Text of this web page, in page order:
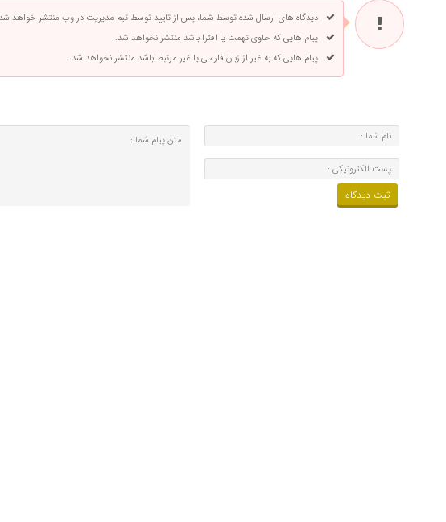
دیدگاه های ارسال شده توسط شما، پس از تایید توسط تیم مدیریت در وب منتشر خواهد
پیام هایی که حاوی تهمت یا افترا باشد منتشر نخواهد شد.
پیام هایی که به غیر از زبان فارسی یا غیر مرتبط باشد منتشر نخواهد شد.